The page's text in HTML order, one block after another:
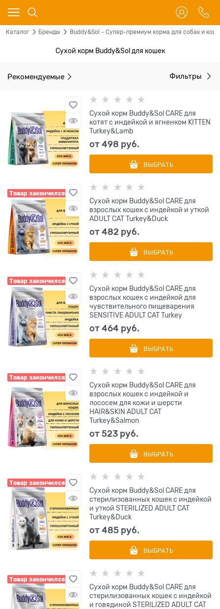
Каталог Бренды Buddy&Sol - Супер-премиум корма для собак и
Сухой корм Buddy&Sol для кошек
Рекомендуемые Фильтры
Сухой корм Buddy&Sol CARE для
котят с индейкой и ягненком KITTEN
Turkey&Lamb
от498 руб.
ВЫБРАТЬ
Товар закончился
Сухой корм Buddy&Sol CARE для
взрослых кошек с индейкой и уткой
ADULT CAT Turkey&Duck
от482 руб.
ВЫБРАТЬ
Товар закончился
Сухой корм Buddy&Sol CARE для
взрослых кошек с индейкой для
чувствительного пищеварения
SENSITIVE ADULT CAT Turkey
от464 руб.
ВЫБРАТЬ
Товар закончился
Сухой корм Buddy&Sol CARE для
взрослых кошек с индейкой и
лососем для кожи и шерсти
HAIR&SKIN ADULT CAT
Turkey&Salmon
от523 руб.
ВЫБРАТЬ
Товар закончился
Сухой корм Buddy&Sol CARE для
стерилизованных кошек с индейкой
и уткой STERILIZED ADULT CAT
Turkey&Duck
от485 руб.
ВЫБРАТЬ
Товар закончился
Сухой корм Buddy&Sol CARE для
стерилизованных кошек с индейкой
и говядиной STERILIZED ADULT CAT